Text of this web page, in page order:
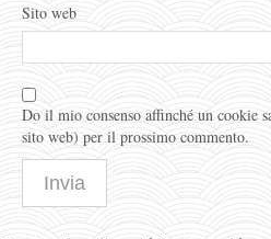
Sito web
Do il mio consenso affinché un cookie
sito web) per il prossimo commento.